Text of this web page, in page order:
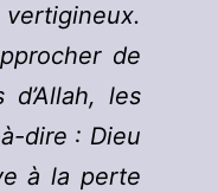
de
les
dire : Dieu
à la perte